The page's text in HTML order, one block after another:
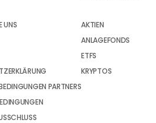
UNS
PARTNERS
AKTIEN
ANLAGEFONDS
ETFS
KRYPTOS